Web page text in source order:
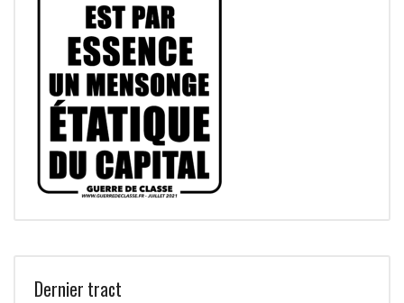
Dernier tract